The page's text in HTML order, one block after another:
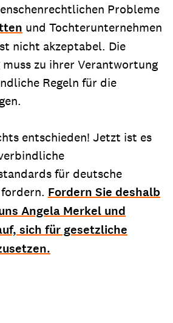
Probleme
und Tochterunternehmen
nicht akzeptabel. Die
muss zu ihrer Verantwortung
Regeln für die
entschieden! Jetzt ist es
für deutsche
Fordern Sie deshalb
Angela Merkel und
sich für gesetzliche